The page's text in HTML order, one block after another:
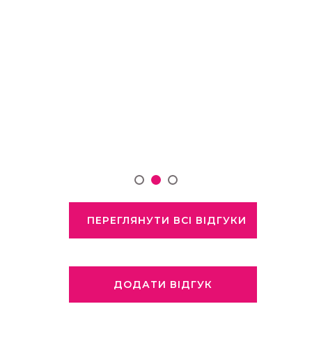
ПЕРЕГЛЯНУТИ ВСІ ВІДГУКИ
ДОДАТИ ВІДГУК